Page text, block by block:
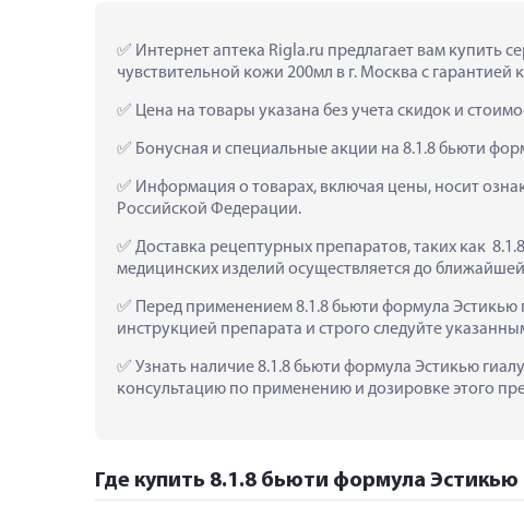
Интернет аптека Rigla.ru предлагает вам купить
чувствительной кожи 200мл в г. Москва с гарантией
Цена на товары указана без учета скидок и
Бонусная и специальные акции на 8.1.8 бьюти
Информация о товарах, включая цены, носит
Российской Федерации.
Доставка рецептурных препаратов, таких как
медицинских изделий осуществляется до
Перед применением 8.1.8 бьюти формула Эстикью
инструкцией препарата и строго следуйте
Узнать наличие 8.1.8 бьюти формула Эстикью
консультацию по применению и дозировке этого
Где купить 8.1.8 бьюти формула